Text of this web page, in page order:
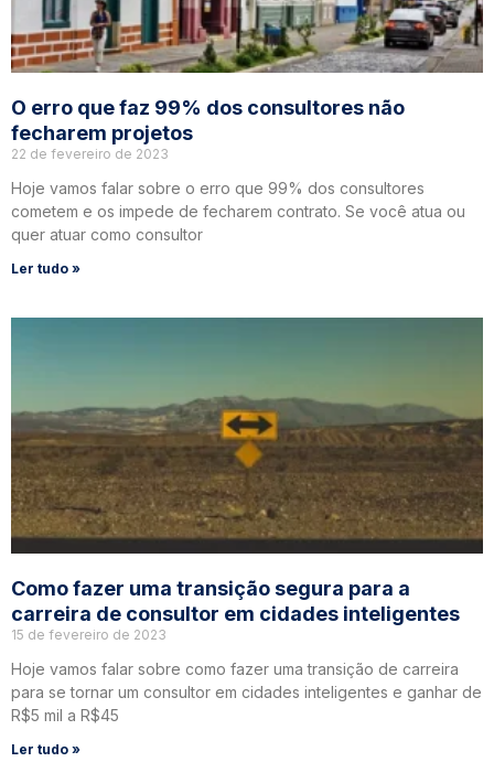
O erro que faz 99% dos consultores não
fecharem projetos
22 de fevereiro de 2023
Hoje vamos falar sobre o erro que 99% dos consultores
cometem e os impede de fecharem contrato. Se você atua ou
quer atuar como consultor
Ler tudo »
Como fazer uma transição segura para a
carreira de consultor em cidades inteligentes
15 de fevereiro de 2023
Hoje vamos falar sobre como fazer uma transição de carreira
para se tornar um consultor em cidades inteligentes e ganhar de
R$5 mil a R$45
Ler tudo »